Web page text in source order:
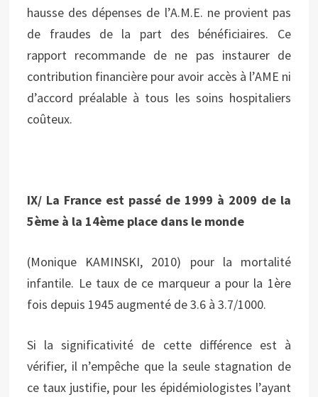
hausse des dépenses de l’A.M.E. ne provient pas
de fraudes de la part des bénéficiaires. Ce
rapport recommande de ne pas instaurer de
contribution financière pour avoir accès à l’AME ni
d’accord préalable à tous les soins hospitaliers
coûteux.
IX/ La France est passé de 1999 à 2009 de la
5ème à la 14ème place dans le monde
(Monique KAMINSKI, 2010) pour la mortalité
infantile. Le taux de ce marqueur a pour la 1ère
fois depuis 1945 augmenté de 3.6 à 3.7/1000.
Si la significativité de cette différence est à
vérifier, il n’empêche que la seule stagnation de
ce taux justifie, pour les épidémiologistes l’ayant